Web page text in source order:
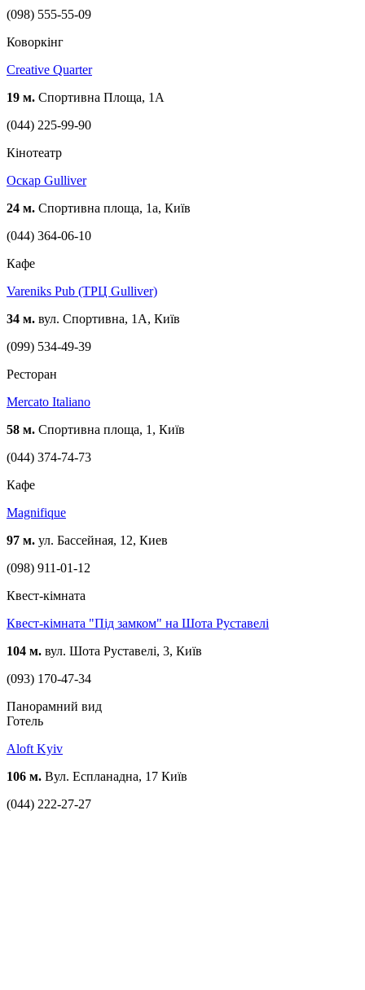
(098) 555-55-09
Коворкінг
Creative Quarter
19 м. Спортивна Площа, 1A
(044) 225-99-90
Кінотеатр
Оскар Gulliver
24 м. Спортивна площа, 1а, Київ
(044) 364-06-10
Кафе
Vareniks Pub (ТРЦ Gulliver)
34 м. вул. Спортивна, 1А, Київ
(099) 534-49-39
Ресторан
Mercato Italiano
58 м. Спортивна площа, 1, Київ
(044) 374-74-73
Кафе
Magnifique
97 м. ул. Бассейная, 12, Киев
(098) 911-01-12
Квест-кімната
Квест-кімната "Під замком" на Шота Руставелі
104 м. вул. Шота Руставелі, 3, Київ
(093) 170-47-34
Панорамний вид
Готель
Aloft Kуіv
106 м. Вул. Еспланадна, 17 Київ
(044) 222-27-27